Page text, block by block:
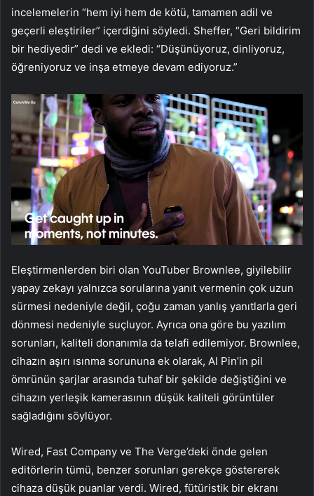
incelemelerin “hem iyi hem de kötü, tamamen adil ve
geçerli eleştiriler” içerdiğini söyledi. Sheffer, “Geri bildirim
bir hediyedir” dedi ve ekledi: “Düşünüyoruz, dinliyoruz,
öğreniyoruz ve inşa etmeye devam ediyoruz.”
Eleştirmenlerden biri olan YouTuber Brownlee, giyilebilir
yapay zekayı yalnızca sorularına yanıt vermenin çok uzun
sürmesi nedeniyle değil, çoğu zaman yanlış yanıtlarla geri
dönmesi nedeniyle suçluyor. Ayrıca ona göre bu yazılım
sorunları, kaliteli donanımla da telafi edilemiyor. Brownlee,
cihazın aşırı ısınma sorununa ek olarak, AI Pin’in pil
ömrünün şarjlar arasında tuhaf bir şekilde değiştiğini ve
cihazın yerleşik kamerasının düşük kaliteli görüntüler
sağladığını söylüyor.
Wired, Fast Company ve The Verge’deki önde gelen
editörlerin tümü, benzer sorunları gerekçe göstererek
cihaza düşük puanlar verdi. Wired, fütüristik bir ekranı